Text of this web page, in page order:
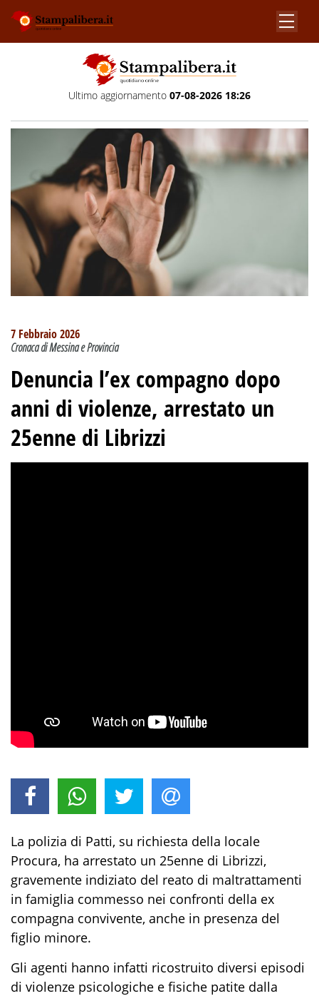
Ultimo aggiornamento 07-08-2026 18:26
7 Febbraio 2026
Cronaca di Messina e Provincia
Denuncia l’ex compagno dopo
anni di violenze, arrestato un
25enne di Librizzi
La polizia di Patti, su richiesta della locale
Procura, ha arrestato un 25enne di Librizzi,
gravemente indiziato del reato di maltrattamenti
in famiglia commesso nei confronti della ex
compagna convivente, anche in presenza del
figlio minore.
Gli agenti hanno infatti ricostruito diversi episodi
di violenze psicologiche e fisiche patite dalla